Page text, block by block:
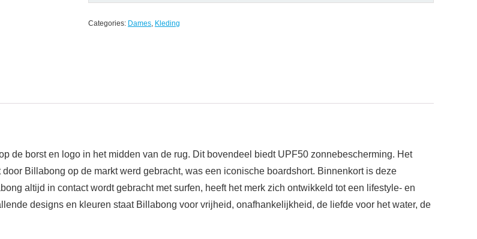
Categories: Dames, Kleding
de borst en logo in het midden van de rug. Dit bovendeel biedt UPF50 zonnebescherming. Het
Billabong op de markt werd gebracht, was een iconische boardshort. Binnenkort is deze
altijd in contact wordt gebracht met surfen, heeft het merk zich ontwikkeld tot een lifestyle- en
designs en kleuren staat Billabong voor vrijheid, onafhankelijkheid, de liefde voor het water, de